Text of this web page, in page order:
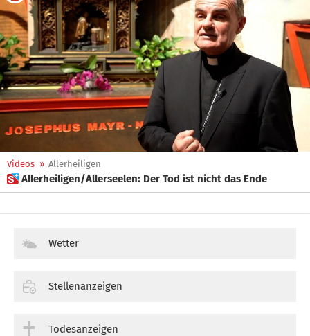
Videos » Allerheiligen
 Allerheiligen/Allerseelen: Der Tod ist nicht das Ende
Wetter
Stellenanzeigen
Todesanzeigen